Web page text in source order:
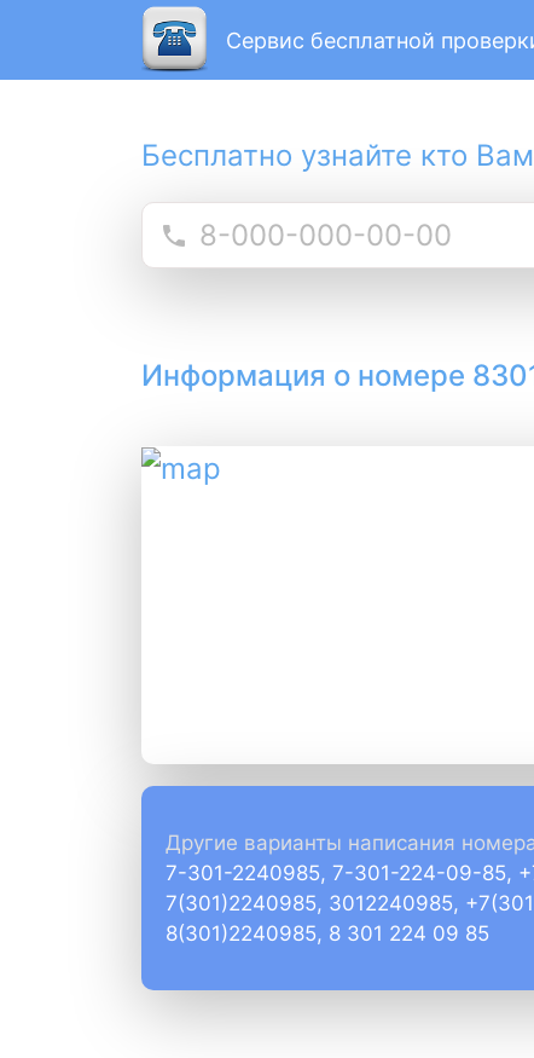
Сервис бесплатной
Бесплатно узнайте кто
Информация о номере
Другие варианты написания
7-301-2240985, 7-301-224-09-85,
7(301)2240985, 3012240985,
8(301)2240985, 8 301 224 09 85